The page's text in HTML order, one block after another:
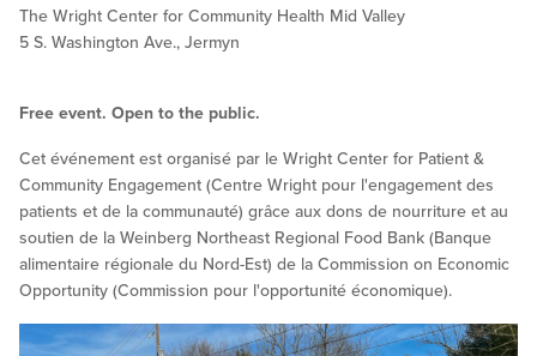
The Wright Center for Community Health Mid Valley
5 S. Washington Ave., Jermyn
Free event. Open to the public.
Cet événement est organisé par le Wright Center for Patient &
Community Engagement (Centre Wright pour l'engagement des
patients et de la communauté) grâce aux dons de nourriture et au
soutien de la Weinberg Northeast Regional Food Bank (Banque
alimentaire régionale du Nord-Est) de la Commission on Economic
Opportunity (Commission pour l'opportunité économique).